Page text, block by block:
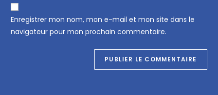
Enregistrer mon nom, mon e-mail et mon site dans le
navigateur pour mon prochain commentaire.